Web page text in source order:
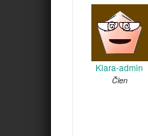
Klara-admin
Člen